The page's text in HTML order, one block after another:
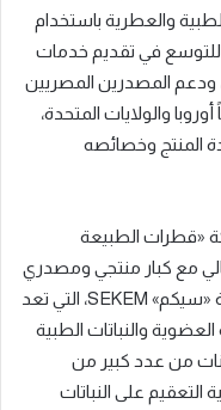
الطبية والعطرية باستخدام
للتوسع في تقديم خدمات
ودعم المصدرين المصريين
والولايات المتحدة،
المنتج وخصائصه
«قطرات الطبيعة
مع كبار منتجي ومصدري
النباتات الطبية والعطرية، من بينهم شركة «سيكم» SEKEM، التي تعد
والنباتات الطبية
من عدد كبير من
على النباتات